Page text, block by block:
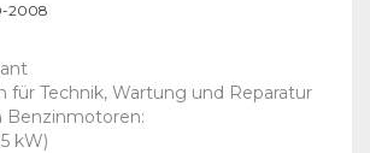
2008
für Technik, Wartung und Reparatur
kW)